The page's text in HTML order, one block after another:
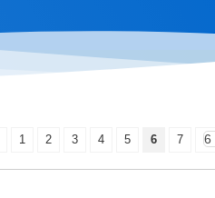
1 2 3 4 5 6 7